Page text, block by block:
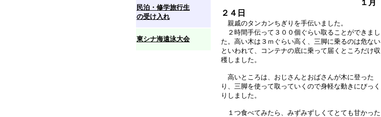
民泊・修学旅行生
の受け入れ
東シナ海遠泳大会
１月
２４日
親戚のタンカンちぎりを手伝いました。
２時間手伝って３００個ぐらい取ることができまし
た。高い木は３ｍぐらい高く、三脚に乗るのは危ない
といわれて、コンテナの底に乗って届くところだけ収
穫しました。
高いところは、おじさんとおばさんが木に登った
り、三脚を使って取っていくので身軽な動きにびっく
りしました。
１つ食べてみたら、みずみずしくてとても甘かった